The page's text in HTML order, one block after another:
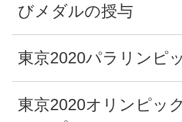
びメダルの授与
東京2020パラリンピ
東京2020オリンピッ